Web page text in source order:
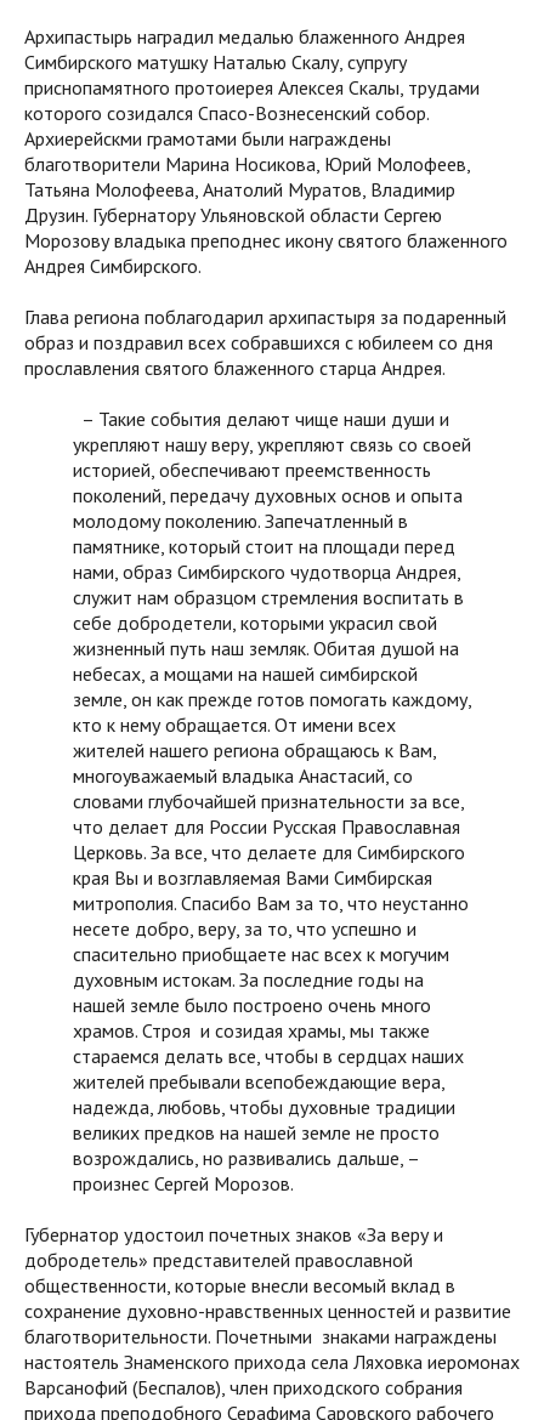
Архипастырь наградил медалью блаженного Андрея
Симбирского матушку Наталью Скалу, супругу
приснопамятного протоиерея Алексея Скалы, трудами
которого созидался Спасо-Вознесенский собор.
Архиерейскми грамотами были награждены
благотворители Марина Носикова, Юрий Молофеев,
Татьяна Молофеева, Анатолий Муратов, Владимир
Друзин. Губернатору Ульяновской области Сергею
Морозову владыка преподнес икону святого блаженного
Андрея Симбирского.
Глава региона поблагодарил архипастыря за подаренный
образ и поздравил всех собравшихся с юбилеем со дня
прославления святого блаженного старца Андрея.
– Такие события делают чище наши души и
укрепляют нашу веру, укрепляют связь со своей
историей, обеспечивают преемственность
поколений, передачу духовных основ и опыта
молодому поколению. Запечатленный в
памятнике, который стоит на площади перед
нами, образ Симбирского чудотворца Андрея,
служит нам образцом стремления воспитать в
себе добродетели, которыми украсил свой
жизненный путь наш земляк. Обитая душой на
небесах, а мощами на нашей симбирской
земле, он как прежде готов помогать каждому,
кто к нему обращается. От имени всех
жителей нашего региона обращаюсь к Вам,
многоуважаемый владыка Анастасий, со
словами глубочайшей признательности за все,
что делает для России Русская Православная
Церковь. За все, что делаете для Симбирского
края Вы и возглавляемая Вами Симбирская
митрополия. Спасибо Вам за то, что неустанно
несете добро, веру, за то, что успешно и
спасительно приобщаете нас всех к могучим
духовным истокам. За последние годы на
нашей земле было построено очень много
храмов. Строя и созидая храмы, мы также
стараемся делать все, чтобы в сердцах наших
жителей пребывали всепобеждающие вера,
надежда, любовь, чтобы духовные традиции
великих предков на нашей земле не просто
возрождались, но развивались дальше, –
произнес Сергей Морозов.
Губернатор удостоил почетных знаков «За веру и
добродетель» представителей православной
общественности, которые внесли весомый вклад в
сохранение духовно-нравственных ценностей и развитие
благотворительности. Почетными знаками награждены
настоятель Знаменского прихода села Ляховка иеромонах
Варсанофий (Беспалов), член приходского собрания
прихода преподобного Серафима Саровского рабочего